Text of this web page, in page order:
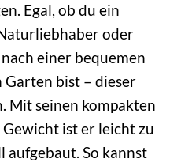
Egal, ob du ein
oder
einer bequemen
bist – dieser
Mit seinen kompakten
ist er leicht zu
So kannst